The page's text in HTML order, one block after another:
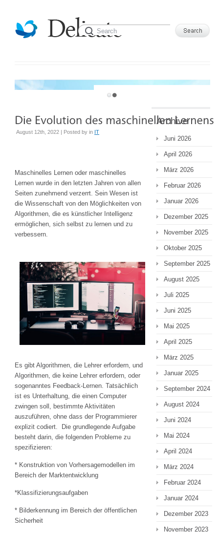
WELCOME TO DELICATE TEMPLATE
August 12th, 2022 | Posted by in IT
Maschinelles Lernen oder maschinelles
Lernen wurde in den letzten Jahren von allen
Seiten zunehmend verzerrt. Sein Wesen ist
die Wissenschaft von den Möglichkeiten von
Algorithmen, die es künstlicher Intelligenz
ermöglichen, sich selbst zu lernen und zu
verbessern.
Es gibt Algorithmen, die Lehrer erfordern, und
Algorithmen, die keine Lehrer erfordern, oder
sogenanntes Feedback-Lernen. Tatsächlich
ist es Unterhaltung, die einen Computer
zwingen soll, bestimmte Aktivitäten
auszuführen, ohne dass der Programmierer
explizit codiert. Die grundlegende Aufgabe
besteht darin, die folgenden Probleme zu
spezifizieren:
* Konstruktion von Vorhersagemodellen im
Bereich der Marktentwicklung
*Klassifizierungsaufgaben
* Bilderkennung im Bereich der öffentlichen
Sicherheit
Archive
Juni 2026
April 2026
März 2026
Februar 2026
Januar 2026
Dezember 2025
November 2025
Oktober 2025
September 2025
August 2025
Juli 2025
Juni 2025
Mai 2025
April 2025
März 2025
Januar 2025
September 2024
August 2024
Juni 2024
Mai 2024
April 2024
März 2024
Februar 2024
Januar 2024
Dezember 2023
November 2023